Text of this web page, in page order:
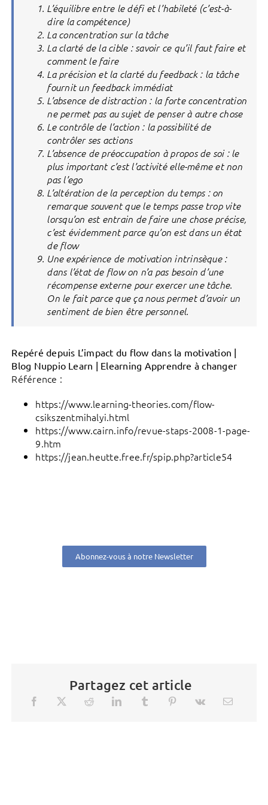
L’équilibre entre le défi et l’habileté (c’est-à-
dire la compétence)
La concentration sur la tâche
La clarté de la cible : savoir ce qu’il faut faire et
comment le faire
La précision et la clarté du feedback : la tâche
fournit un feedback immédiat
L’absence de distraction : la forte concentration
ne permet pas au sujet de penser à autre chose
Le contrôle de l’action : la possibilité de
contrôler ses actions
L’absence de préoccupation à propos de soi : le
plus important c’est l’activité elle-même et non
pas l’ego
L’altération de la perception du temps : on
remarque souvent que le temps passe trop vite
lorsqu’on est entrain de faire une chose précise,
c’est évidemment parce qu’on est dans un état
de flow
Une expérience de motivation intrinsèque :
dans l’état de flow on n’a pas besoin d’une
récompense externe pour exercer une tâche.
On le fait parce que ça nous permet d’avoir un
sentiment de bien être personnel.
Repéré depuis L’impact du flow dans la motivation |
Blog Nuppio Learn | Elearning Apprendre à changer
Référence :
https://www.learning-theories.com/flow-
csikszentmihalyi.html
https://www.cairn.info/revue-staps-2008-1-page-
9.htm
https://jean.heutte.free.fr/spip.php?article54
Abonnez-vous à notre Newsletter
Partagez cet article